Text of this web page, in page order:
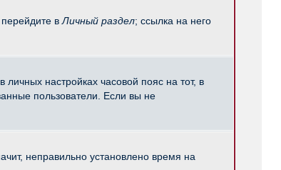
в Личный раздел; ссылка на него
настройках часовой пояс на тот, в
пользователи. Если вы не
неправильно установлено время на